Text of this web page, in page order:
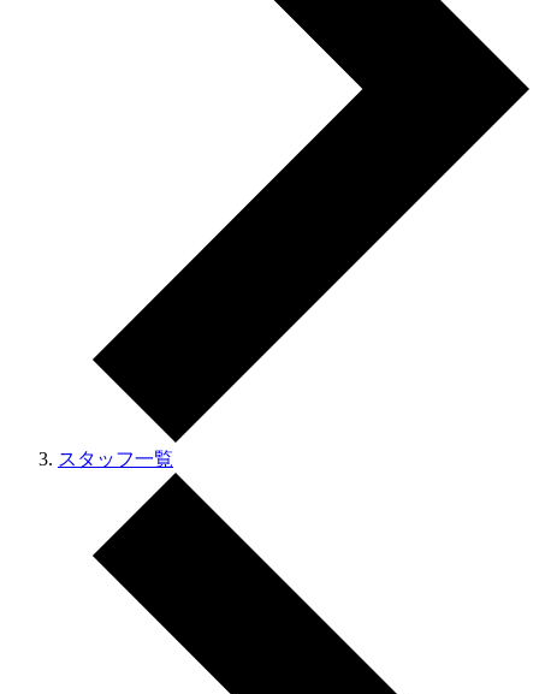
スタッフ一覧